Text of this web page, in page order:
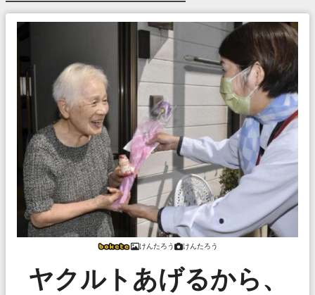
けんたろう けんたろう
ヤクルトあげるから、